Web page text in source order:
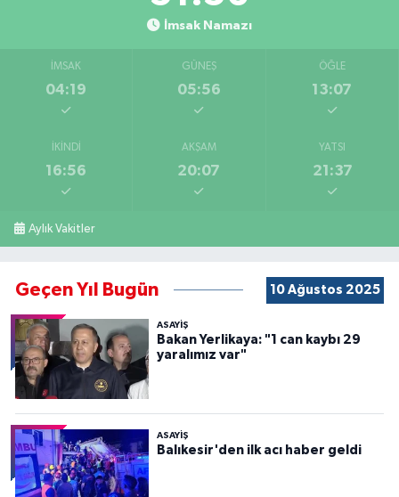
İmsak Namazı
İMSAK
04:19
GÜNEŞ
05:56
ÖĞLE
13:07
İKINDI
16:56
AKŞAM
20:07
YATSI
21:37
Aylık Vakitler
Geçen Yıl Bugün 10 Ağustos 2025
ASAYİŞ
Bakan Yerlikaya: "1 can kaybı 29
yaralımız var"
ASAYİŞ
Balıkesir'den ilk acı haber geldi